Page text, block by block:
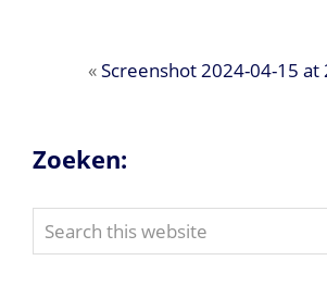
«Screenshot 2024-04-15 at
Zoeken:
Search
this